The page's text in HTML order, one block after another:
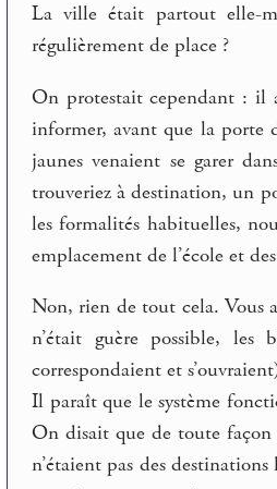
La ville était partout elle-
régulièrement de place ?
On protestait cependant :
informer, avant que la porte
jaunes venaient se garer
trouveriez à destination, un
les formalités habituelles,
emplacement de l’école et
Non, rien de tout cela. Vous
n’était guère possible, les
correspondaient et
Il paraît que le système
On disait que de toute façon
n’étaient pas des